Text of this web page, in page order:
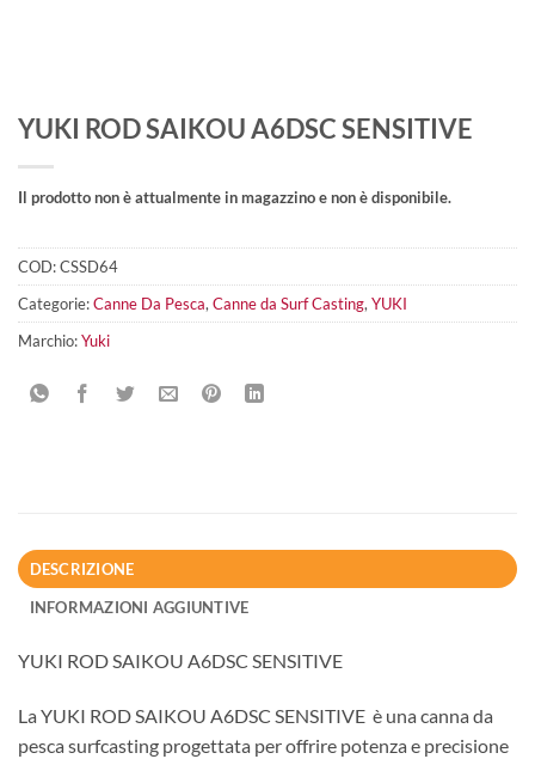
YUKI ROD SAIKOU A6DSC SENSITIVE
Il prodotto non è attualmente in magazzino e non è disponibile.
COD:CSSD64
Categorie:Canne Da Pesca, Canne da Surf Casting, YUKI
Marchio:Yuki
DESCRIZIONE
INFORMAZIONI AGGIUNTIVE
YUKI ROD SAIKOU A6DSC SENSITIVE
La YUKI ROD SAIKOU A6DSC SENSITIVE è una canna da
pesca surfcasting progettata per offrire potenza e precisione